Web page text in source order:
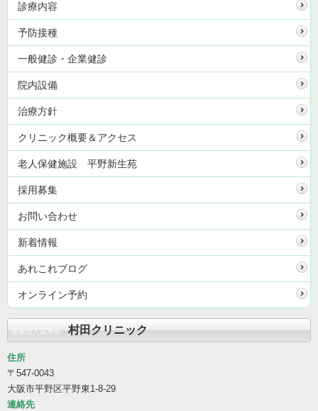
診療内容
予防接種
一般健診・企業健診
院内設備
治療方針
クリニック概要＆アクセス
老人保健施設 平野新生苑
採用募集
お問い合わせ
新着情報
あれこれブログ
オンライン予約
医療法人富寿会村田クリニック
住所
〒547-0043
大阪市平野区平野東1-8-29
連絡先